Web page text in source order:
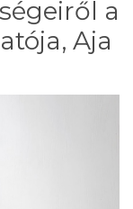
a
Aja